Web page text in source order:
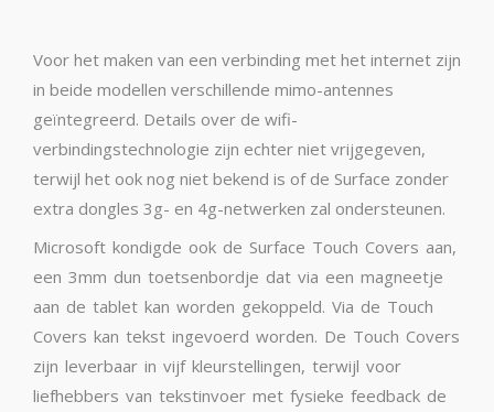
Voor het maken van een verbinding met het internet zijn
in beide modellen verschillende mimo-antennes
geïntegreerd. Details over de wifi-
verbindingstechnologie zijn echter niet vrijgegeven,
terwijl het ook nog niet bekend is of de Surface zonder
extra dongles 3g- en 4g-netwerken zal ondersteunen.
Microsoft kondigde ook de Surface Touch Covers aan,
een 3mm dun toetsenbordje dat via een magneetje
aan de tablet kan worden gekoppeld. Via de Touch
Covers kan tekst ingevoerd worden. De Touch Covers
zijn leverbaar in vijf kleurstellingen, terwijl voor
liefhebbers van tekstinvoer met fysieke feedback de